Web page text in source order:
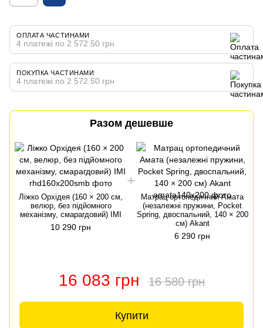
ОПЛАТА ЧАСТИНАМИ
4 платежі по 2 572.50 грн
ПОКУПКА ЧАСТИНАМИ
4 платежі по 2 572.50 грн
Разом дешевше
Ліжко Орхідея (160 × 200 см,
велюр, без підйомного
механізму, смарагдовий) IMI
10 290 грн
Матрац ортопедичний Амата
(незалежні пружини, Pocket
Spring, двоспальний, 140 × 200
см) Akant
6 290 грн
16 083 грн 16 580 грн
Купити